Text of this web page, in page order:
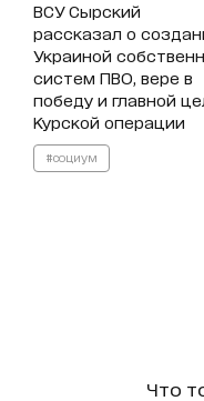
ВСУ Сырский
рассказал о
Украиной
систем ПВО, вере в
победу и главной
Курской операции
#социум
Что